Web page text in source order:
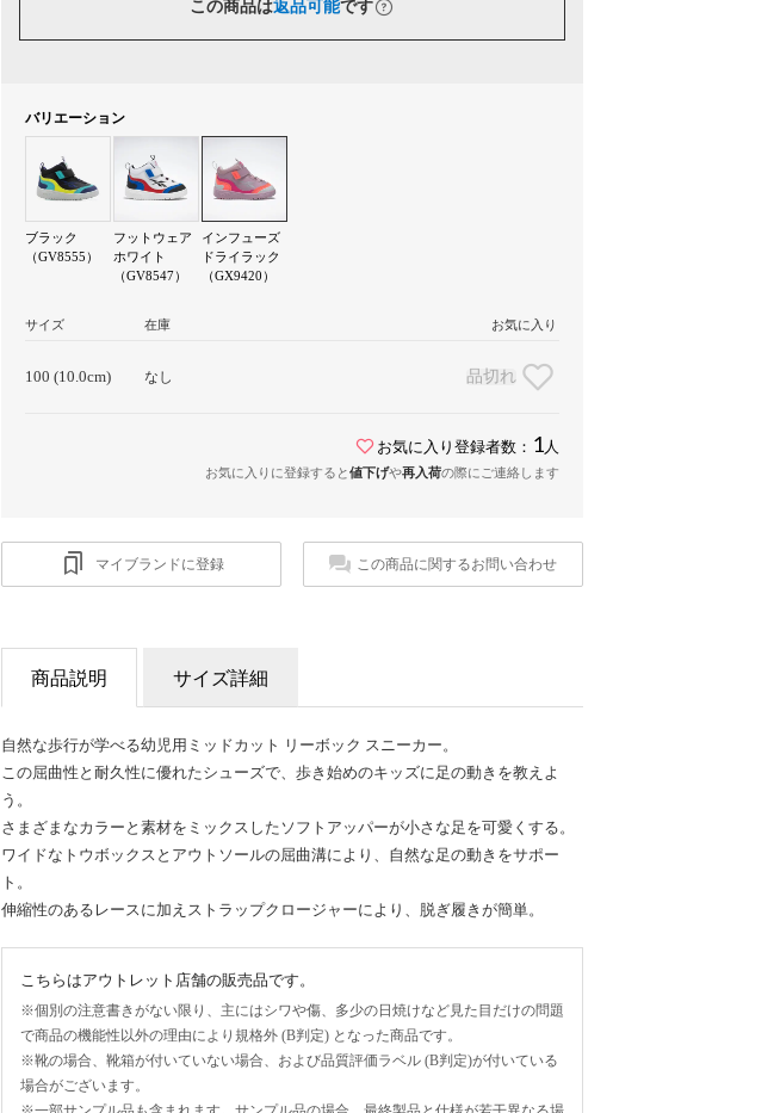
この商品は返品可能です
バリエーション
ブラック
（GV8555）
フットウェア
ホワイト
（GV8547）
インフューズ
ドライラック
（GX9420）
サイズ 在庫 お気に入り
100 (10.0cm) なし 品切れ
お気に入り登録者数： 1 人
お気に入りに登録すると値下げや再入荷の際にご連絡します
マイブランドに登録 この商品に関するお問い合わせ
商品説明 サイズ詳細
自然な歩行が学べる幼児用ミッドカット リーボック スニーカー。
この屈曲性と耐久性に優れたシューズで、歩き始めのキッズに足の動きを教えよ
う。
さまざまなカラーと素材をミックスしたソフトアッパーが小さな足を可愛くする。
ワイドなトウボックスとアウトソールの屈曲溝により、自然な足の動きをサポー
ト。
伸縮性のあるレースに加えストラップクロージャーにより、脱ぎ履きが簡単。
こちらはアウトレット店舗の販売品です。
※個別の注意書きがない限り、主にはシワや傷、多少の日焼けなど見た目だけの問題
で商品の機能性以外の理由により規格外 (B判定) となった商品です。
※靴の場合、靴箱が付いていない場合、および品質評価ラベル (B判定)が付いている
場合がございます。